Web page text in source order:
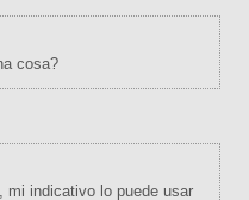
cosa?
mi indicativo lo puede usar